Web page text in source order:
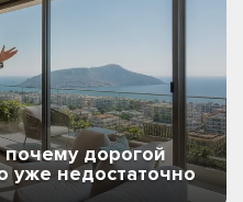
дорогой
уже недостаточно